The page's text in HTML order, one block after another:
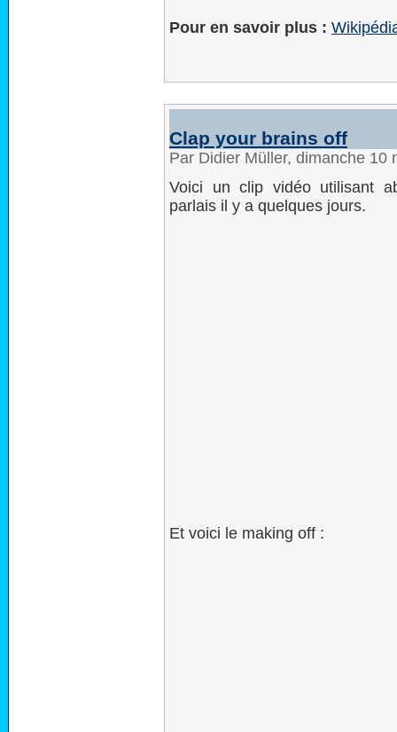
Pour en savoir plus :
Clap your brains off
Par Didier Müller, dimanche 10
Voici un clip vidéo utilisant
parlais il y a quelques jours.
Et voici le making off :